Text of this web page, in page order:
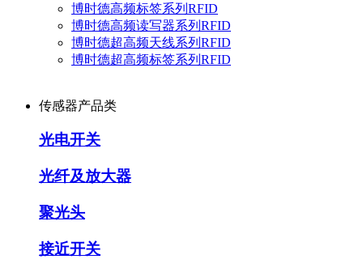
博时德高频标签系列RFID
博时德高频读写器系列RFID
博时德超高频天线系列RFID
博时德超高频标签系列RFID
传感器产品类
光电开关
光纤及放大器
聚光头
接近开关